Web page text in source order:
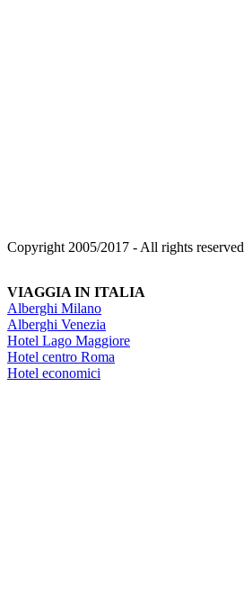
Copyright 2005/2017 - All rights reserved
VIAGGIA IN ITALIA
Alberghi Milano
Alberghi Venezia
Hotel Lago Maggiore
Hotel centro Roma
Hotel economici